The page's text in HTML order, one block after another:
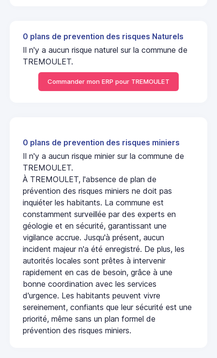
0 plans de prevention des risques Naturels
Il n'y a aucun risque naturel sur la commune de
TREMOULET.
Commander mon ERP pour TREMOULET
0 plans de prevention des risques miniers
Il n'y a aucun risque minier sur la commune de
TREMOULET.
À TREMOULET, l'absence de plan de
prévention des risques miniers ne doit pas
inquiéter les habitants. La commune est
constamment surveillée par des experts en
géologie et en sécurité, garantissant une
vigilance accrue. Jusqu'à présent, aucun
incident majeur n'a été enregistré. De plus, les
autorités locales sont prêtes à intervenir
rapidement en cas de besoin, grâce à une
bonne coordination avec les services
d'urgence. Les habitants peuvent vivre
sereinement, confiants que leur sécurité est une
priorité, même sans un plan formel de
prévention des risques miniers.